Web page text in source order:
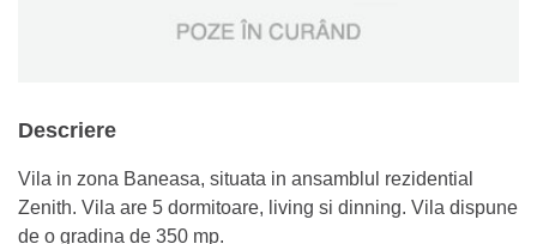
Descriere
Vila in zona Baneasa, situata in ansamblul rezidential
Zenith. Vila are 5 dormitoare, living si dinning. Vila dispune
de o gradina de 350 mp.